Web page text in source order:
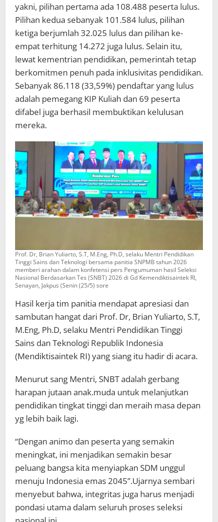
yakni, pilihan pertama ada 108.488 peserta lulus.
Pilihan kedua sebanyak 101.584 lulus, pilihan
ketiga berjumlah 32.025 lulus dan pilihan ke-
empat terhitung 14.272 juga lulus. Selain itu,
lewat kementrian pendidikan, pemerintah tetap
berkomitmen penuh pada inklusivitas pendidikan.
Sebanyak 86.118 (33,59%) pendaftar yang lulus
adalah pemegang KIP Kuliah dan 69 peserta
difabel juga berhasil membuktikan kelulusan
mereka.
Prof. Dr, Brian Yuliarto, S.T, M.Eng, Ph.D, selaku Mentri Pendidikan
Tinggi Sains dan Teknologi bersama panitia SNPMB tahun 2026
memberi arahan dalam konfetensi pers Pengumuman hasil Seleksi
Nasional Berdasarkan Tes (SNBT) 2026 di Gd Kemendiktisaintek RI,
Senayan, Jakpus (Senin (25/5) sore
Hasil kerja tim panitia mendapat apresiasi dan
sambutan hangat dari Prof. Dr, Brian Yuliarto, S.T,
M.Eng, Ph.D, selaku Mentri Pendidikan Tinggi
Sains dan Teknologi Republik Indonesia
(Mendiktisaintek RI) yang siang itu hadir di acara.
Menurut sang Mentri, SNBT adalah gerbang
harapan jutaan anak.muda untuk melanjutkan
pendidikan tingkat tinggi dan meraih masa depan
yg lebih baik lagi.
“Dengan animo dan peserta yang semakin
meningkat, ini menjadikan semakin besar
peluang bangsa kita menyiapkan SDM unggul
menuju Indonesia emas 2045”.Ujarnya sembari
menyebut bahwa, integritas juga harus menjadi
pondasi utama dalam seluruh proses seleksi